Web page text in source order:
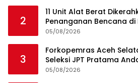
2
11 Unit Alat Berat
Penanganan Bencana
Kecamatan Tukka
05/08/2026
3
Forkopemras Aceh
Seleksi JPT Pratama
dan Integritas, Bukan
05/08/2026